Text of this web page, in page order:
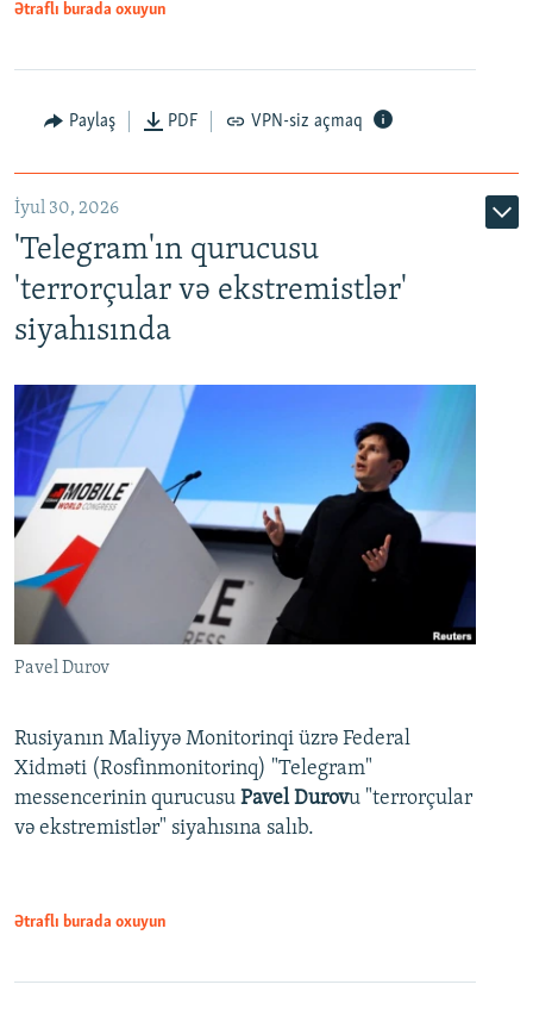
Ətraflı burada oxuyun
Paylaş PDF VPN-siz açmaq
İyul 30, 2026
'Telegram'ın qurucusu
'terrorçular və ekstremistlər'
siyahısında
Pavel Durov
Rusiyanın Maliyyə Monitorinqi üzrə Federal
Xidməti (Rosfinmonitorinq) "Telegram"
messencerinin qurucusu Pavel Durovu "terrorçular
və ekstremistlər" siyahısına salıb.
Ətraflı burada oxuyun